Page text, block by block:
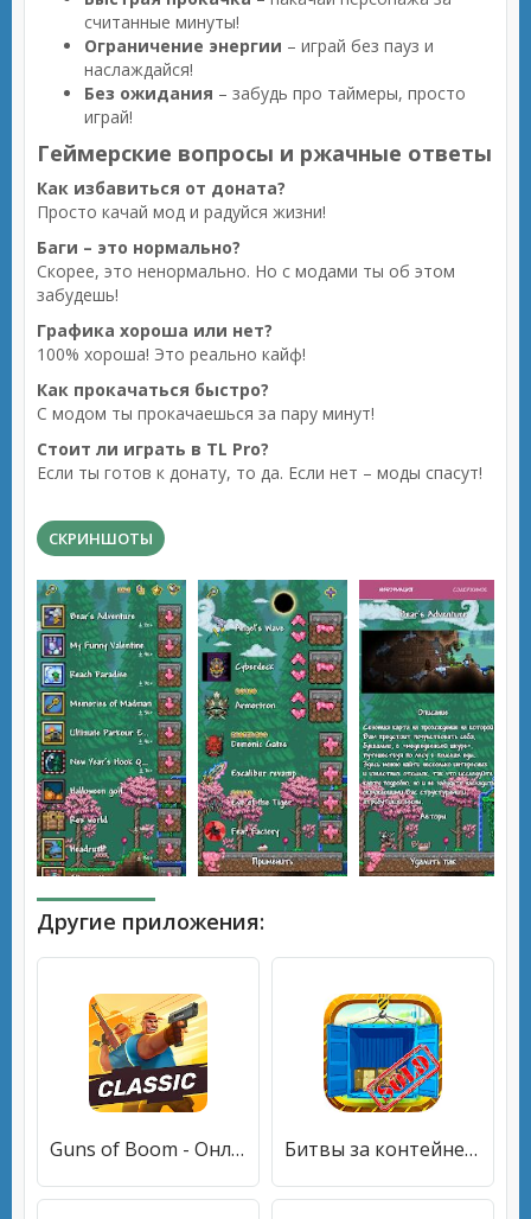
считанные минуты!
Ограничение энергии – играй без пауз и
наслаждайся!
Без ожидания – забудь про таймеры, просто
играй!
Геймерские вопросы и ржачные ответы
Как избавиться от доната?
Просто качай мод и радуйся жизни!
Баги – это нормально?
Скорее, это ненормально. Но с модами ты об этом
забудешь!
Графика хороша или нет?
100% хороша! Это реально кайф!
Как прокачаться быстро?
С модом ты прокачаешься за пару минут!
Стоит ли играть в TL Pro?
Если ты готов к донату, то да. Если нет – моды спасут!
СКРИНШОТЫ
Другие приложения:
Guns of Boom - Онлайн ПвП Битвы за контейнеры